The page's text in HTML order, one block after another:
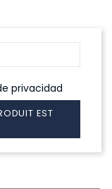
privacidad
EST